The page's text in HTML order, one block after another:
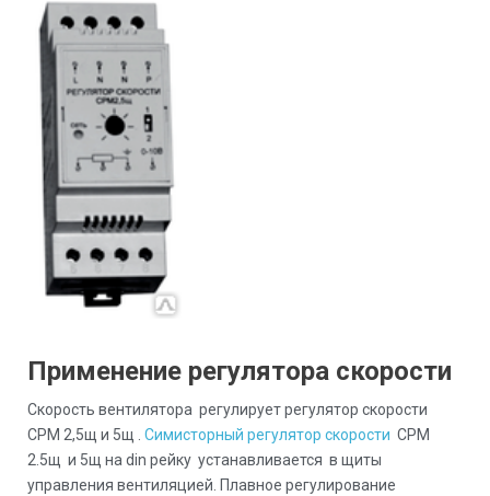
Применение регулятора скорости
Скорость вентилятора регулирует регулятор скорости
СРМ 2,5щ и 5щ . Симисторный регулятор скорости СРМ
2.5щ и 5щ на din рейку устанавливается в щиты
управления вентиляцией. Плавное регулирование